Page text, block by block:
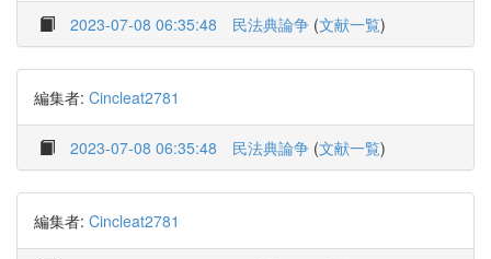
2023-07-08 06:35:48 民法典論争 (文献一覧)
編集者: Cincleat2781
2023-07-08 06:35:48 民法典論争 (文献一覧)
編集者: Cincleat2781